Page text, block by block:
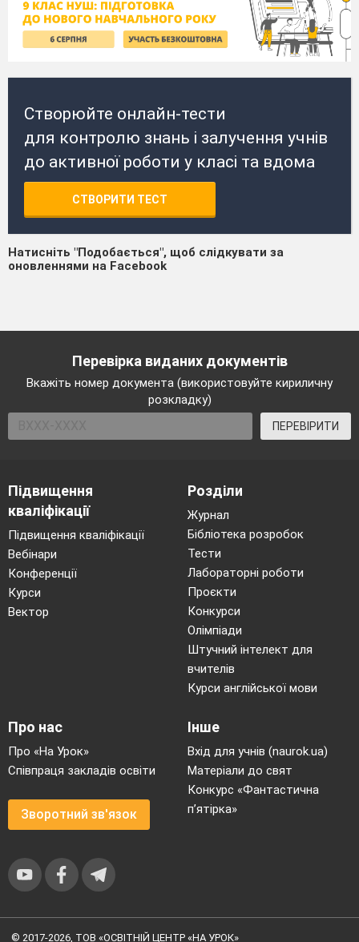
Створюйте онлайн-тести
для контролю знань і залучення учнів
до активної роботи у класі та вдома
СТВОРИТИ ТЕСТ
Натисніть "Подобається", щоб слідкувати за
оновленнями на Facebook
Перевірка виданих документів
Вкажіть номер документа (використовуйте кириличну
розкладку)
ПЕРЕВІРИТИ
Підвищення
кваліфікації
Підвищення кваліфікації
Вебінари
Конференції
Курси
Вектор
Розділи
Журнал
Бібліотека розробок
Тести
Лабораторні роботи
Проєкти
Конкурси
Олімпіади
Штучний інтелект для
вчителів
Курси англійської мови
Про нас
Про «На Урок»
Співпраця закладів освіти
Зворотний зв'язок
Інше
Вхід для учнів (naurok.ua)
Матеріали до свят
Конкурс «Фантастична
п’ятірка»
© 2017-2026, ТОВ «ОСВІТНІЙ ЦЕНТР «НА УРОК»